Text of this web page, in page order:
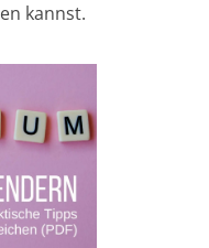
kannst.